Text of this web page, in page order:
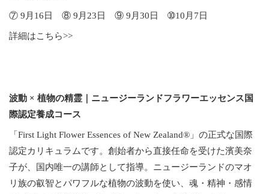
⑦ 9月16日 ⑧ 9月23日 ⑨ 9月30日 ➉10月7日
詳細はこちら>>
波動 × 植物の精霊｜ニュージーランドフラワーエッセンス国
際認定養成コース
「First Light Flower Essences of New Zealand®」の正式な国際
認定カリキュラムです。創始者から直接任命を受けた濱美奈
子が、国内唯一の講師として指導。ニュージーランドのマオ
リ族の叡智とパワフルな植物の波動を使い、魂・精神・感情